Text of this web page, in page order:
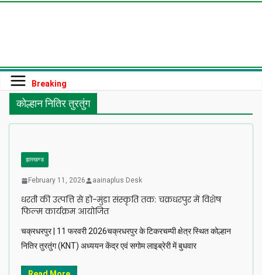
Breaking
कोल्हान नितिर तुरतुंग
झारखण्ड
February 11, 2026 aainaplus Desk
धरती की उत्पत्ति से हो-मुंडा संस्कृति तक: चक्रधरपुर में विशेष
फिल्म कार्यक्रम आयोजित
चक्रधरपुर | 11 फरवरी 2026चक्रधरपुर के टिकरचम्पी क्षेत्र स्थित कोल्हान
नितिर तुरतुंग (KNT) अध्ययन केंद्र एवं सगोम लाइब्रेरी में बुधवार